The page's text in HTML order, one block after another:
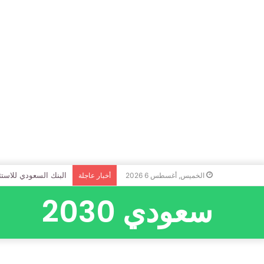
الخميس, أغسطس 6 2026 أخبار عاجلة البنك السعودي
سعودي 2030